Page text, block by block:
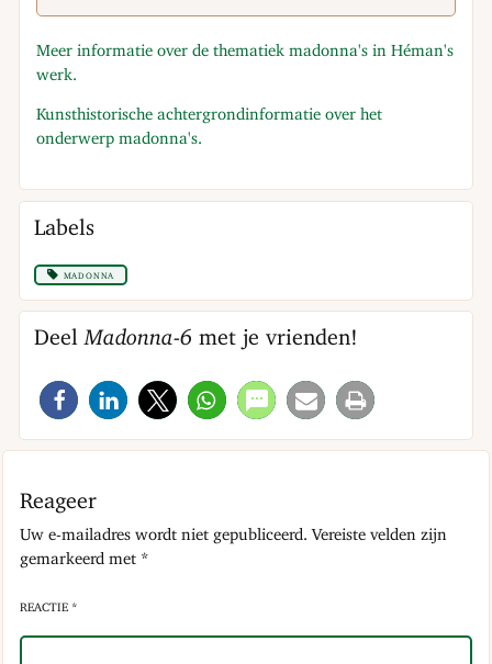
Meer informatie over de thematiek madonna's in Héman's
werk.
Kunsthistorische achtergrondinformatie over het
onderwerp madonna's.
Labels
madonna
Deel Madonna-6 met je vrienden!
Reageer
Uw e-mailadres wordt niet gepubliceerd. Vereiste velden zijn
gemarkeerd met *
REACTIE *